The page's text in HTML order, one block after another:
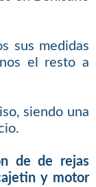
sus medidas
el resto a
siendo una
de de rejas
y motor